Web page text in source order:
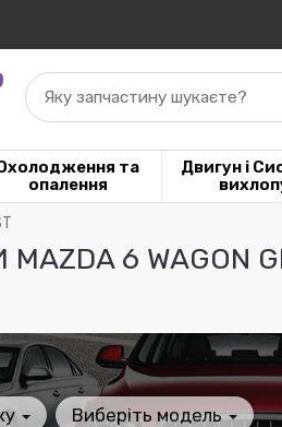
Яку запчастину шукаєте?
та
опалення
Двигун і
6 WAGON
Виберіть модель